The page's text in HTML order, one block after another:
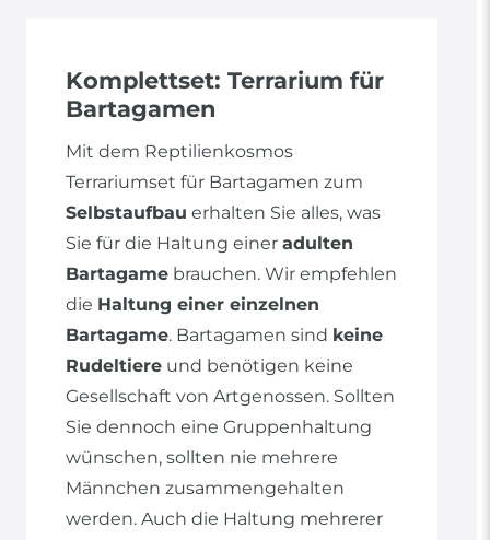
Komplettset: Terrarium für
Bartagamen
Mit dem Reptilienkosmos
Terrariumset für Bartagamen zum
Selbstaufbau erhalten Sie alles, was
Sie für die Haltung einer adulten
Bartagame brauchen. Wir empfehlen
die Haltung einer einzelnen
Bartagame. Bartagamen sind keine
Rudeltiere und benötigen keine
Gesellschaft von Artgenossen. Sollten
Sie dennoch eine Gruppenhaltung
wünschen, sollten nie mehrere
Männchen zusammengehalten
werden. Auch die Haltung mehrerer